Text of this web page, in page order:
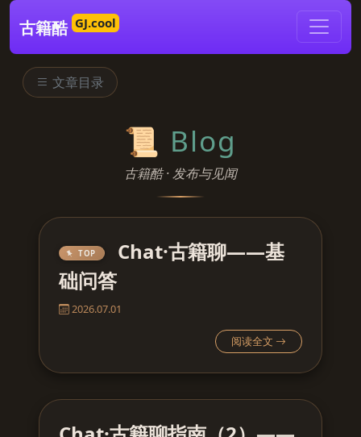
古籍酷 GJ.cool
文章目录
📜 Blog
古籍酷 · 发布与见闻
TOP
Chat·古籍聊——基
础问答
2026.07.01
阅读全文